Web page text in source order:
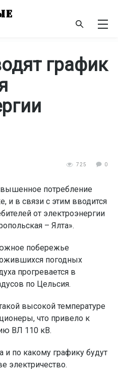
график
725 0
потребление
и в связи с этим вводится
от электроэнергии
– Ялта».
побережье
погодных
прогревается в
по Цельсия.
высокой температуре
что привело к
ВЛ 110 кВ.
и по какому графику будут
электричество.